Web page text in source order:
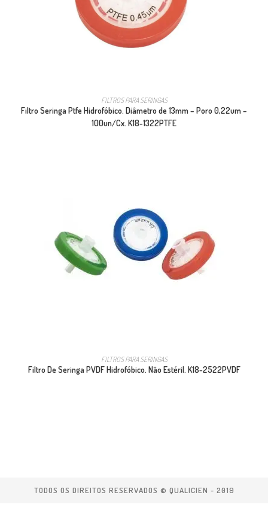
FILTROS PARA SERINGAS
Filtro Seringa Ptfe Hidrofóbico. Diâmetro de 13mm – Poro 0,22um –
100un/Cx. K18-1322PTFE
FILTROS PARA SERINGAS
Filtro De Seringa PVDF Hidrofóbico. Não Estéril. K18-2522PVDF
TODOS OS DIREITOS RESERVADOS © QUALICIEN - 2019